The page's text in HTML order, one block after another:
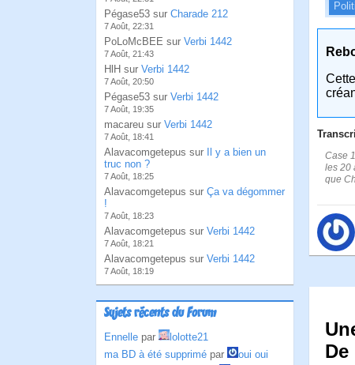
Pégase53 sur Charade 212
7 Août, 22:31
PoLoMcBEE sur Verbi 1442
7 Août, 21:43
HlH sur Verbi 1442
7 Août, 20:50
Pégase53 sur Verbi 1442
7 Août, 19:35
macareu sur Verbi 1442
7 Août, 18:41
Alavacomgetepus sur
Il y a bien un
truc non ?
7 Août, 18:25
Alavacomgetepus sur Ça va dégommer
!
7 Août, 18:23
Alavacomgetepus sur Verbi 1442
7 Août, 18:21
Alavacomgetepus sur Verbi 1442
7 Août, 18:19
Sujets récents du Forum
Ennelle par
lolotte21
ma BD à été supprimé par
oui oui
Case
les 20
que
De